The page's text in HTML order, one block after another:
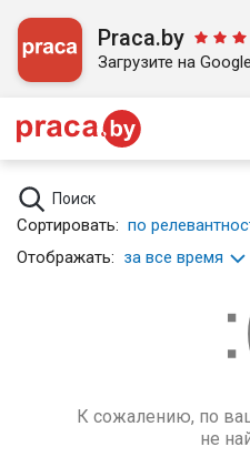
Praca.by
Загрузите на
Поиск
Сортировать: по
Отображать: за все время
К сожалению, по
не